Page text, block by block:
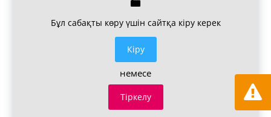
Бұл сабақты көру үшін сайтқа кіру керек
Кiру
немесе
Тіркелу